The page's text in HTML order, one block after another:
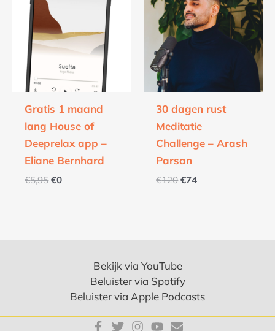
Gratis 1 maand
lang House of
Deeprelax app –
Eliane Bernhard
€5,95
€5,95.
€0
30 dagen rust
Meditatie
Challenge – Arash
Parsan
€120
€120.
€74
€74.
Bekijk via YouTube
Beluister via Spotify
Beluister via Apple Podcasts